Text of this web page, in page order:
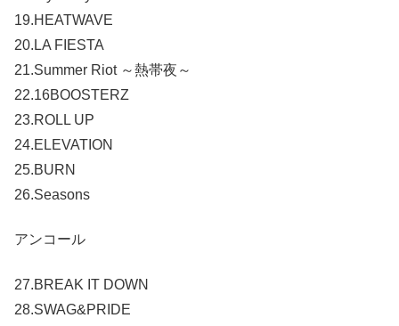
19.HEATWAVE
20.LA FIESTA
21.Summer Riot ～熱帯夜～
22.16BOOSTERZ
23.ROLL UP
24.ELEVATION
25.BURN
26.Seasons
アンコール
27.BREAK IT DOWN
28.SWAG&PRIDE